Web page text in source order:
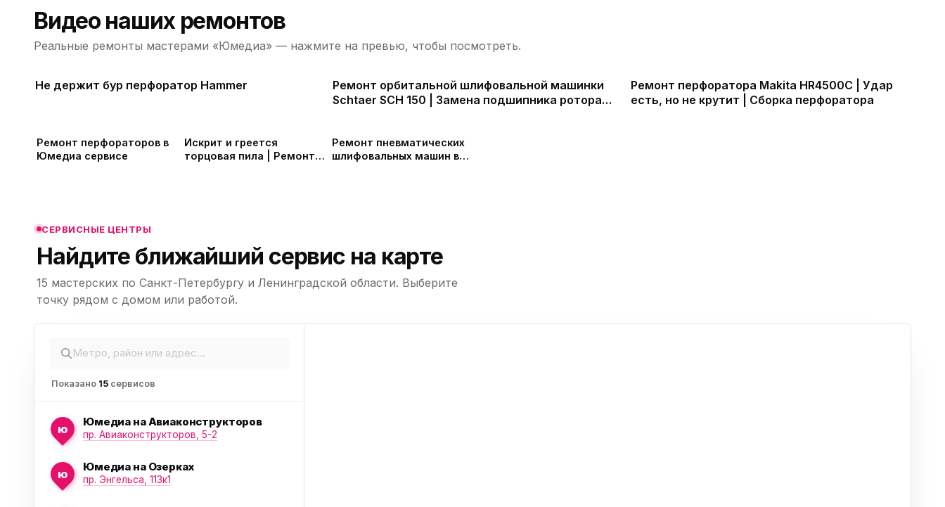
Видео наших ремонтов
Реальные ремонты мастерами «Юмедиа» — нажмите на превью, чтобы посмотреть.
Не держит бур перфоратор Hammer
Ремонт орбитальной шлифовальной машинки
Schtaer SCH 150 | Замена подшипника ротора |
Ремонт перфоратора Makita HR4500C | Удар
есть, но не крутит | Сборка перфоратора
Ремонт перфораторов в
Юмедиа сервисе
Искрит и греется
торцовая пила | Ремонт
Ремонт пневматических
шлифовальных машин в
СЕРВИСНЫЕ ЦЕНТРЫ
Найдите ближайший сервис на карте
15 мастерских по Санкт-Петербургу и Ленинградской области. Выберите
точку рядом с домом или работой.
Показано 15 сервисов
ю
Юмедиа на Авиаконструкторов
пр. Авиаконструкторов, 5-2
ю
Юмедиа на Озерках
пр. Энгельса, 113к1
ю